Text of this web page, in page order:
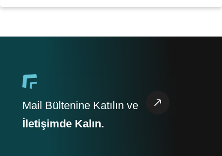
Mail Bültenine Katılın ve
İletişimde Kalın.